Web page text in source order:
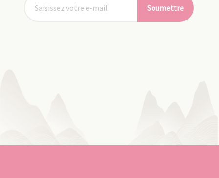
Soumettre